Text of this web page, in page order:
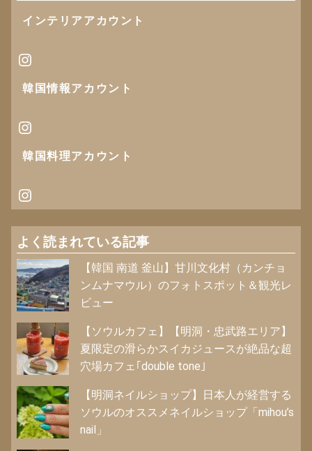
インテリアアカウント
Instagram
韓国情報アカウント
Instagram
韓国料理アカウント
Instagram
よく読まれている記事
【韓国 南道 釜山】甘川文化村（カンチョ
ンムナマウル）のフォトスポット＆観光レ
ビュー
【ソウルカフェ】【明洞・忠武路エリア】
夏限定の滑らかスイカジュースが絶品な超
穴場カフェ｢double tone｣
【明洞ネイルショップ】日本人が経営する
ソウルのオススメネイルショップ「mihou’s
nail」